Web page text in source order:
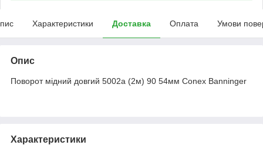
Характеристики Доставка Оплата Умови
Опис
Поворот мідний довгий 5002а (2м) 90 54мм Conex Banninger
Характеристики